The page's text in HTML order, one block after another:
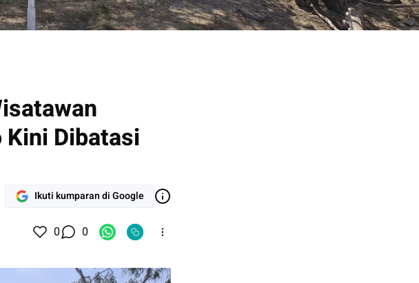
Kini Dibatasi
Ikuti kumparan di Google
0 0